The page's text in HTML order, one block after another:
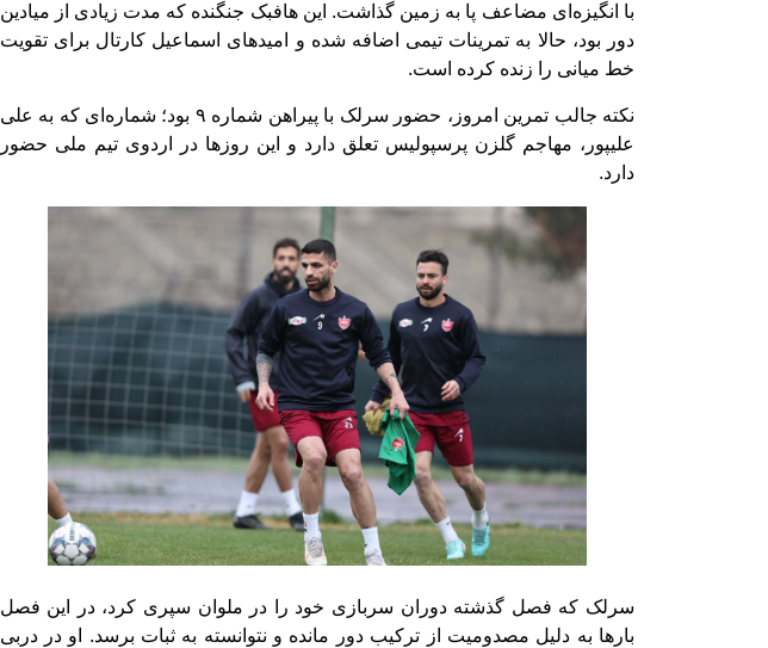
با انگیزه‌ای مضاعف پا به زمین گذاشت. این هافبک جنگنده که مدت زیادی از میادین
دور بود، حالا به تمرینات تیمی اضافه شده و امیدهای اسماعیل کارتال برای تقویت
خط میانی را زنده کرده است.
نکته جالب تمرین امروز، حضور سرلک با پیراهن شماره ۹ بود؛ شماره‌ای که به علی
علیپور، مهاجم گلزن پرسپولیس تعلق دارد و این روزها در اردوی تیم ملی حضور
دارد.
سرلک که فصل گذشته دوران سربازی خود را در ملوان سپری کرد، در این فصل
بارها به دلیل مصدومیت از ترکیب دور مانده و نتوانسته به ثبات برسد. او در دربی